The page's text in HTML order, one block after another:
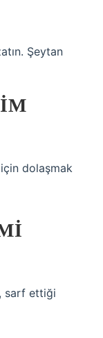
Şeytan
dolaşmak
sarf ettiği